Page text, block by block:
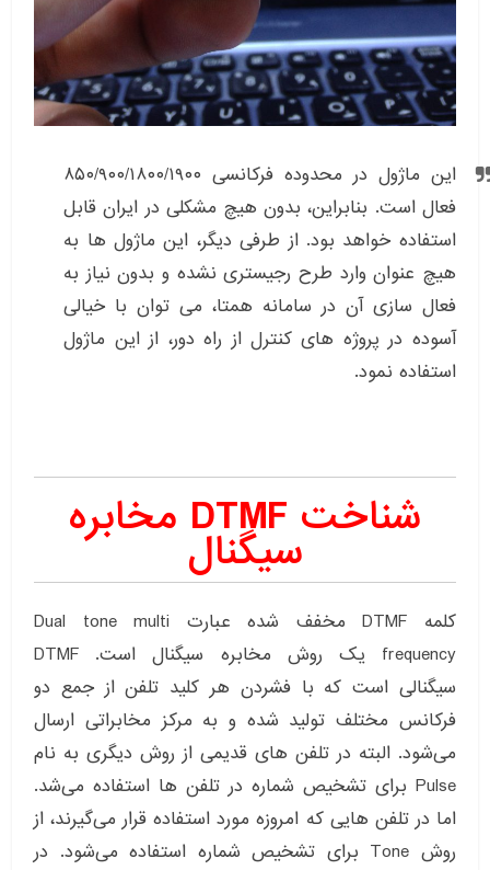
این ماژول در محدوده فرکانسی ۸۵۰/۹۰۰/۱۸۰۰/۱۹۰۰
فعال است. بنابراین، بدون هیچ مشکلی در ایران قابل
استفاده خواهد بود. از طرفی دیگر، این ماژول ها به
هیچ عنوان وارد طرح رجیستری نشده و بدون نیاز به
فعال سازی آن در سامانه همتا، می توان با خیالی
آسوده در پروژه های کنترل از راه دور، از این ماژول
استفاده نمود.
شناخت DTMF مخابره
سیگنال
کلمه DTMF مخفف شده عبارت Dual tone multi
frequency یک روش مخابره سیگنال است. DTMF
سیگنالی است که با فشردن هر کلید تلفن از جمع دو
فرکانس مختلف تولید شده و به مرکز مخابراتی ارسال
می‌شود. البته در تلفن های قدیمی از روش دیگری به نام
Pulse برای تشخیص شماره در تلفن ها استفاده می‌شد.
اما در تلفن هایی که امروزه مورد استفاده قرار می‌گیرند، از
روش Tone برای تشخیص شماره استفاده می‌شود. در